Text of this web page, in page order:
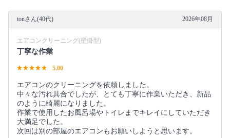
tonさん(40代) 2026年08月
エアコンクリーニング(壁掛型)
丁寧な作業
5.00
エアコンのクリーニングを依頼しました。
中々な汚れ具合でしたが、とても丁寧に作業いただき、新品
のように綺麗になりました。
作業で使用したお風呂場やトイレまでキレイにしていただき
大満足でした。
次回は別の部屋のエアコンもお願いしようと思います。